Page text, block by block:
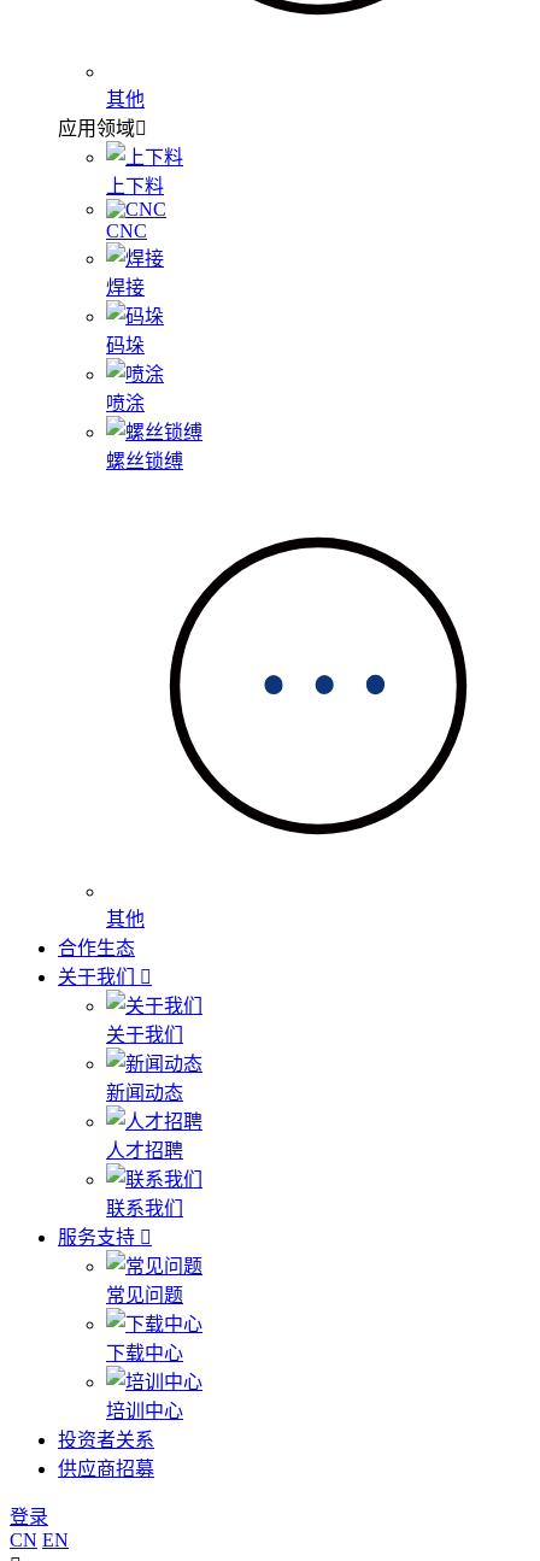
其他
应用领域
上下料
CNC
焊接
码垛
喷涂
螺丝锁缚
其他
合作生态
关于我们
关于我们
新闻动态
人才招聘
联系我们
服务支持
常见问题
下载中心
培训中心
投资者关系
供应商招募
登录
CN EN